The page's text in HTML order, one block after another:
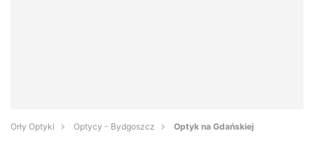
Orły Optyki Optycy - Bydgoszcz Optyk na Gdańskiej